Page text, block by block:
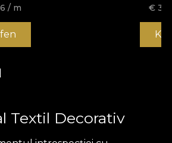
/ m €
Textil Decorativ